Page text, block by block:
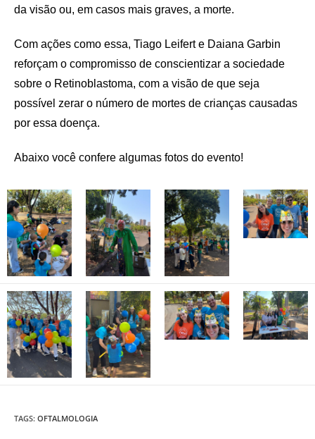
da visão ou, em casos mais graves, a morte.
Com ações como essa, Tiago Leifert e Daiana Garbin
reforçam o compromisso de conscientizar a sociedade
sobre o Retinoblastoma, com a visão de que seja
possível zerar o número de mortes de crianças causadas
por essa doença.
Abaixo você confere algumas fotos do evento!
TAGS: OFTALMOLOGIA